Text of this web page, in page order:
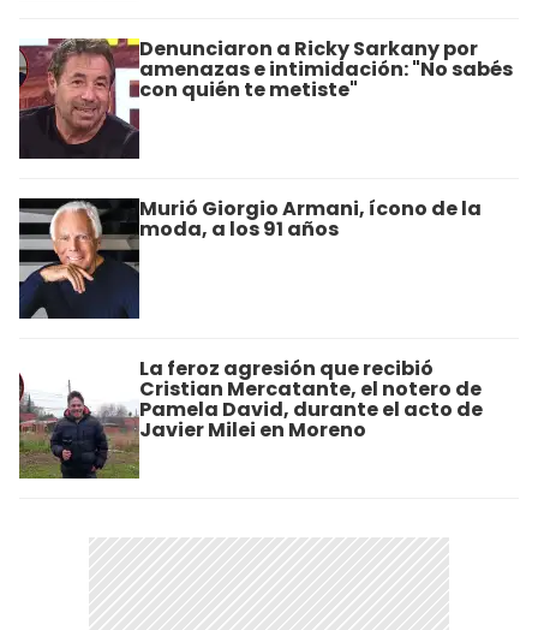
Denunciaron a Ricky Sarkany por
amenazas e intimidación: "No sabés
con quién te metiste"
Murió Giorgio Armani, ícono de la
moda, a los 91 años
La feroz agresión que recibió
Cristian Mercatante, el notero de
Pamela David, durante el acto de
Javier Milei en Moreno